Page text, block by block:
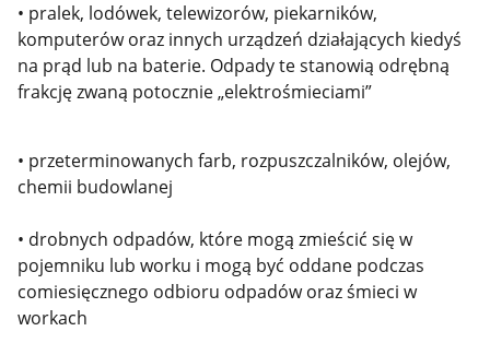
• pralek, lodówek, telewizorów, piekarników,
komputerów oraz innych urządzeń działających kiedyś
na prąd lub na baterie. Odpady te stanowią odrębną
frakcję zwaną potocznie „elektrośmieciami”
• przeterminowanych farb, rozpuszczalników, olejów,
chemii budowlanej
• drobnych odpadów, które mogą zmieścić się w
pojemniku lub worku i mogą być oddane podczas
comiesięcznego odbioru odpadów oraz śmieci w
workach